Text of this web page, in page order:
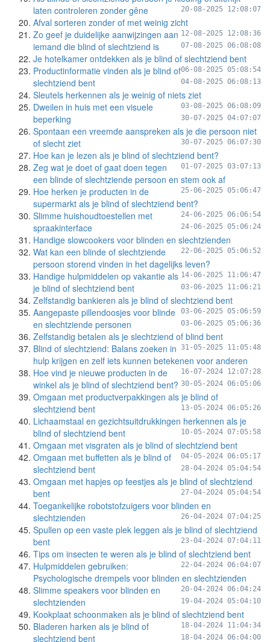
laten controleren zonder gêne
20-08-2025 12:08:07
Afval sorteren zonder of met weinig zicht
12-08-2025 12:08:36
Zo geef je duidelijke aanwijzingen aan
iemand die blind of slechtziend is
07-08-2025 06:08:08
Je hotelkamer ontdekken als je blind of slechtziend bent
06-08-2025 05:08:54
Productinformatie vinden als je blind of
slechtziend bent
04-08-2025 06:08:13
Sleutels herkennen als je weinig of niets ziet
03-08-2025 06:08:09
Dweilen in huis met een visuele
beperking
30-07-2025 04:07:07
Spontaan een vreemde aanspreken als je die persoon niet
of slecht ziet
30-07-2025 06:07:30
Hoe kan je lezen als je blind of slechtziend bent?
01-07-2025 03:07:13
Zeg wat je doet of gaat doen tegen
een blinde of slechtziende persoon en stem ook af
25-06-2025 05:06:47
Hoe herken je producten in de
supermarkt als je blind of slechtziend bent?
24-06-2025 06:06:54
Slimme huishoudtoestellen met
spraakinterface
24-06-2025 05:06:24
Handige slowcookers voor blinden en slechtzienden
22-06-2025 05:06:52
Wat kan een blinde of slechtziende
persoon storend vinden in het dagelijks leven?
14-06-2025 11:06:47
Handige hulpmiddelen op vakantie als
je blind of slechtziend bent
03-06-2025 11:06:21
Zelfstandig bankieren als je blind of slechtziend bent
03-06-2025 05:06:59
Aangepaste pillendoosjes voor blinde
en slechtziende personen
03-06-2025 05:06:36
Zelfstandig betalen als je slechtziend of blind bent
31-05-2025 11:05:48
Blind of slechtziend: Balans zoeken in
hulp krijgen en zelf iets kunnen betekenen voor anderen
16-07-2024 12:07:28
Hoe vind je nieuwe producten in de
winkel als je blind of slechtziend bent? 30-05-2024 06:05:06
Omgaan met productverpakkingen als je blind of
slechtziend bent
13-05-2024 06:05:26
Lichaamstaal en gezichtsuitdrukkingen herkennen als je
blind of slechtziend bent
10-05-2024 07:05:58
Omgaan met visgraten als je blind of slechtziend bent
04-05-2024 06:05:17
Omgaan met buffetten als je blind of
slechtziend bent
28-04-2024 05:04:54
Omgaan met hapjes op feestjes als je blind of slechtziend
bent
27-04-2024 05:04:54
Toegankelijke robotstofzuigers voor blinden en
slechtzienden
26-04-2024 07:04:25
Spullen op een vaste plek leggen als je blind of slechtziend
bent
23-04-2024 07:04:11
Tips om insecten te weren als je blind of slechtziend bent
22-04-2024 06:04:07
Hulpmiddelen gebruiken:
Psychologische drempels voor blinden en slechtzienden
20-04-2024 06:04:24
Slimme speakers voor blinden en
slechtzienden
19-04-2024 05:04:10
Kookplaat schoonmaken als je blind of slechtziend bent
18-04-2024 11:04:34
Bladeren harken als je blind of
slechtziend bent
18-04-2024 06:04:00